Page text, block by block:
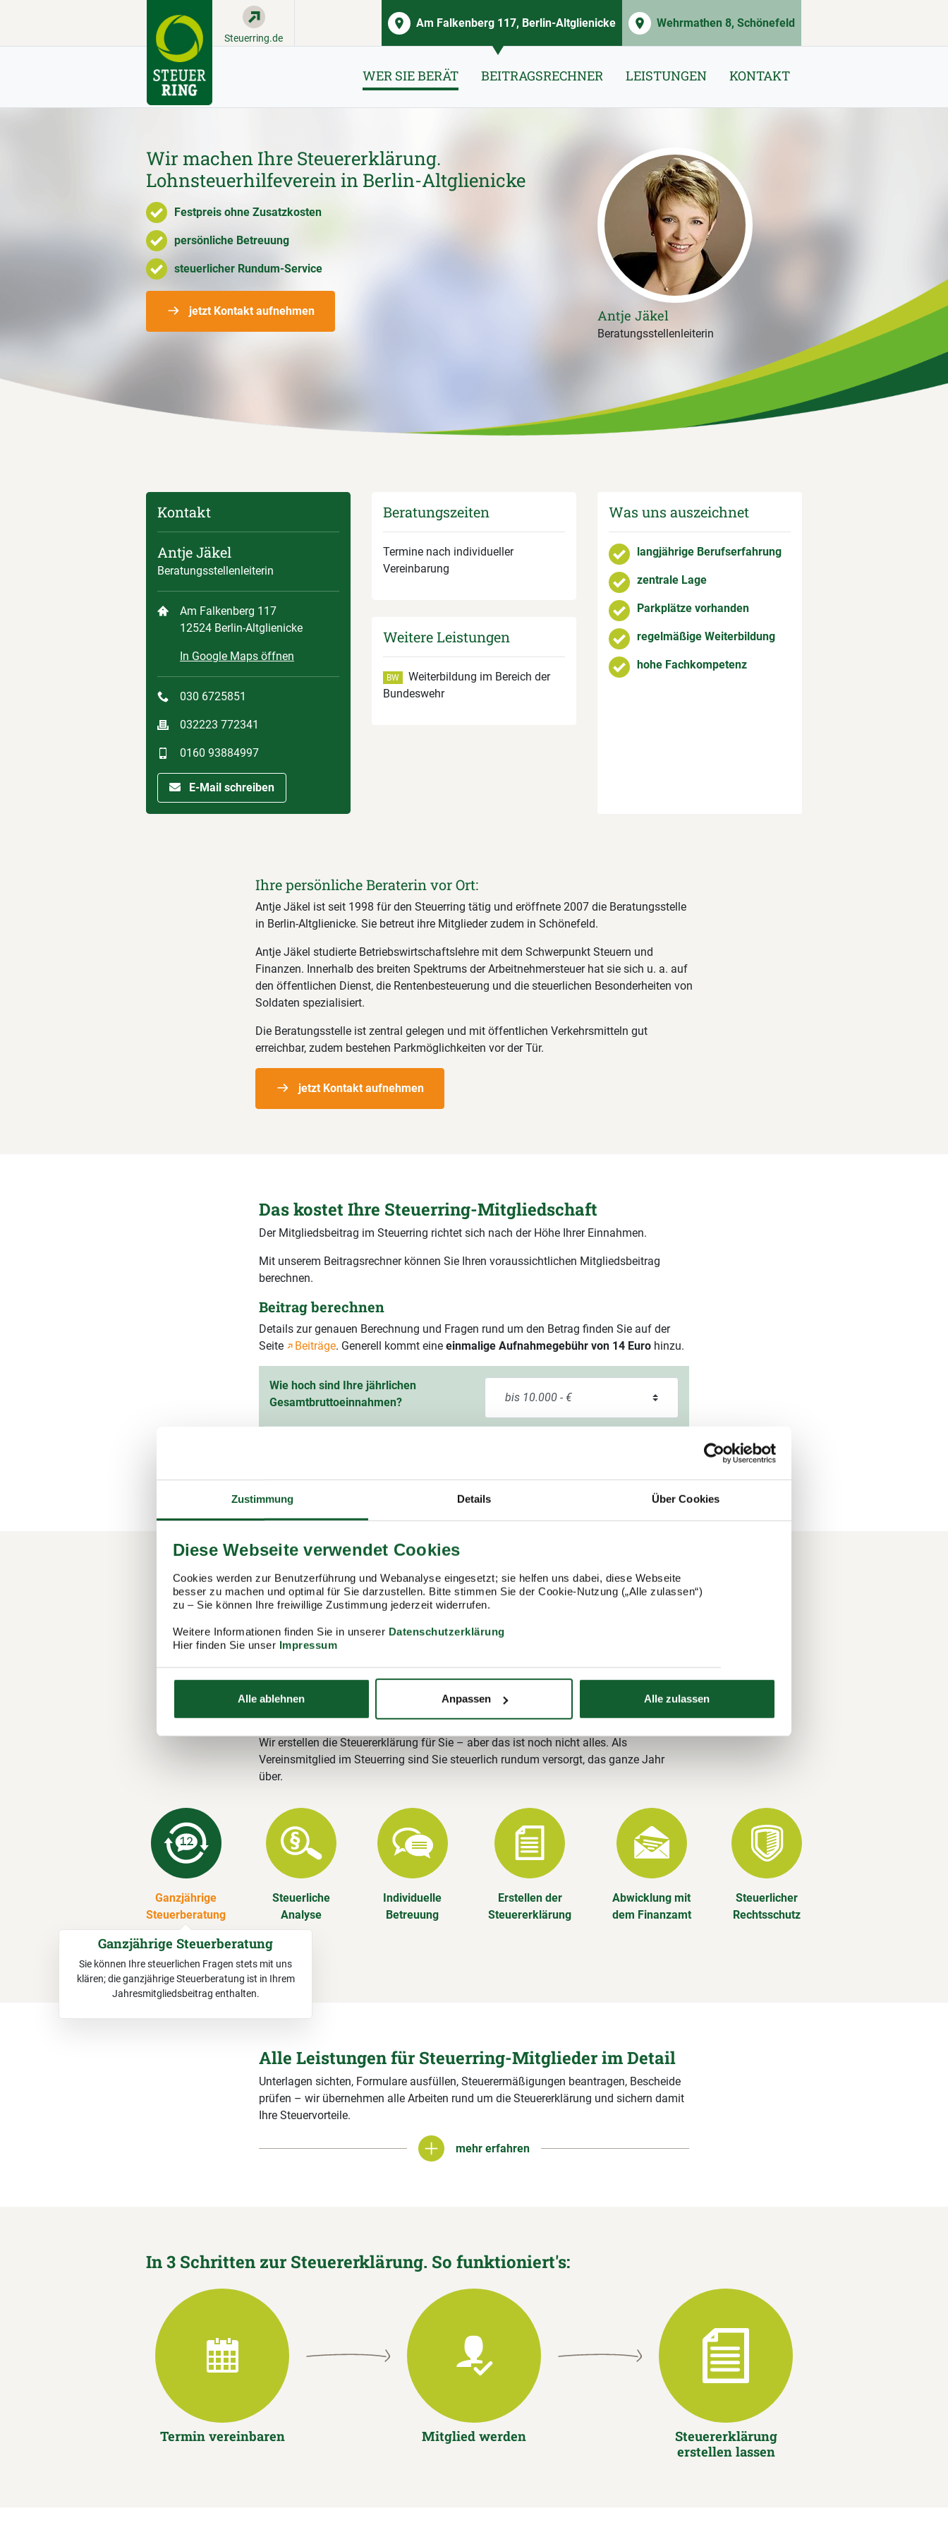
Zustimmung Details Über Cookies
Diese Webseite verwendet Cookies
Cookies werden zur Benutzerführung und Webanalyse eingesetzt; sie helfen uns dabei, diese Webseite
besser zu machen und optimal für Sie darzustellen. Bitte stimmen Sie der Cookie-Nutzung („Alle zulassen“)
zu – Sie können Ihre freiwillige Zustimmung jederzeit widerrufen.
Weitere Informationen finden Sie in unserer Datenschutzerklärung
Hier finden Sie unser Impressum
Alle ablehnen Anpassen Alle zulassen
Steuerring.de
Am Falkenberg 117, Berlin-Altglienicke Wehrmathen 8, Schönefeld
WER SIE BERÄT BEITRAGSRECHNER LEISTUNGEN KONTAKT
Wir machen Ihre Steuererklärung.
Lohnsteuerhilfeverein in Berlin-Altglienicke
Festpreis ohne Zusatzkosten
persönliche Betreuung
steuerlicher Rundum-Service
jetzt Kontakt aufnehmen Antje Jäkel
Beratungsstellenleiterin
Kontakt
Antje Jäkel
Beratungsstellenleiterin
Am Falkenberg 117
12524 Berlin-Altglienicke
In Google Maps öffnen
030 6725851
032223 772341
0160 93884997
E-Mail schreiben
Beratungszeiten
Termine nach individueller
Vereinbarung
Weitere Leistungen
BW
Weiterbildung im Bereich der
Bundeswehr
Was uns auszeichnet
langjährige Berufserfahrung
zentrale Lage
Parkplätze vorhanden
regelmäßige Weiterbildung
hohe Fachkompetenz
Ihre persönliche Beraterin vor Ort:
Antje Jäkel ist seit 1998 für den Steuerring tätig und eröffnete 2007 die Beratungsstelle
in Berlin-Altglienicke. Sie betreut ihre Mitglieder zudem in Schönefeld.
Antje Jäkel studierte Betriebswirtschaftslehre mit dem Schwerpunkt Steuern und
Finanzen. Innerhalb des breiten Spektrums der Arbeitnehmersteuer hat sie sich u. a. auf
den öffentlichen Dienst, die Rentenbesteuerung und die steuerlichen Besonderheiten von
Soldaten spezialisiert.
Die Beratungsstelle ist zentral gelegen und mit öffentlichen Verkehrsmitteln gut
erreichbar, zudem bestehen Parkmöglichkeiten vor der Tür.
jetzt Kontakt aufnehmen
Das kostet Ihre Steuerring-Mitgliedschaft
Der Mitgliedsbeitrag im Steuerring richtet sich nach der Höhe Ihrer Einnahmen.
Mit unserem Beitragsrechner können Sie Ihren voraussichtlichen Mitgliedsbeitrag
berechnen.
Beitrag berechnen
Details zur genauen Berechnung und Fragen rund um den Betrag finden Sie auf der
Seite
Beiträge. Generell kommt eine einmalige Aufnahmegebühr von 14 Euro hinzu.
Wie hoch sind Ihre jährlichen
Gesamtbruttoeinnahmen?
Ihre Mitgliedschaft im Lohnsteuerhilfeverein
Steuerring
Der Steuerring e.V. (Lohnsteuerhilfeverein) ist mit rund 400.000 Mitgliedern und über
1.100 Beratungsstellen einer der größten Lohnsteuerhilfevereine Deutschlands. Auch
Steuererklärung.
Unsere Leistungen im Überblick
Wir erstellen die Steuererklärung für Sie – aber das ist noch nicht alles. Als
Vereinsmitglied im Steuerring sind Sie steuerlich rundum versorgt, das ganze Jahr
über.
Ganzjährige
Steuerberatung
Steuerliche
Analyse
Individuelle
Betreuung
Erstellen der
Steuererklärung
Abwicklung mit
dem Finanzamt
Steuerlicher
Rechtsschutz
Alle Leistungen für Steuerring-Mitglieder im Detail
Unterlagen sichten, Formulare ausfüllen, Steuerermäßigungen beantragen, Bescheide
prüfen – wir übernehmen alle Arbeiten rund um die Steuererklärung und sichern damit
Ihre Steuervorteile.
mehr erfahren
mehr erfahren
In 3 Schritten zur Steuererklärung. So funktioniert's:
Termin vereinbaren Mitglied werden
Steuererklärung
erstellen lassen
Ganzjährige Steuerberatung
Sie können Ihre steuerlichen Fragen stets mit uns
klären; die ganzjährige Steuerberatung ist in Ihrem
Jahresmitgliedsbeitrag enthalten.